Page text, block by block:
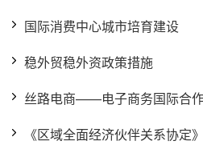
国际消费中心城市培育建设
稳外贸稳外资政策措施
丝路电商——电子商务国际合
《区域全面经济伙伴关系协定